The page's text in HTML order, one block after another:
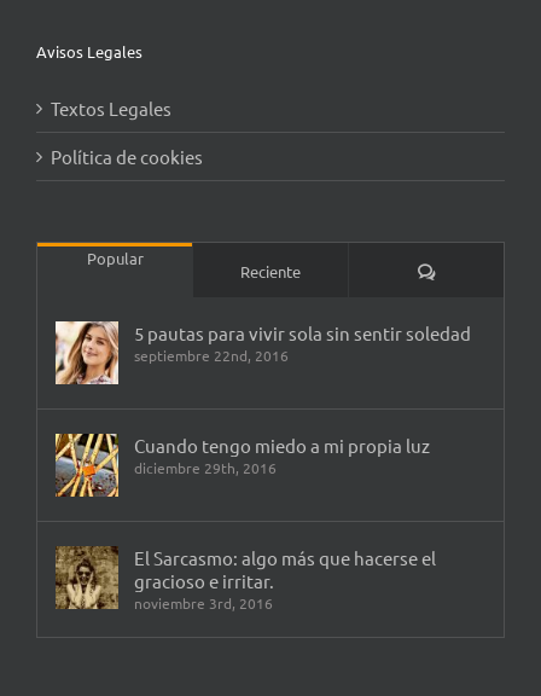
Avisos Legales
Textos Legales
Política de cookies
Popular
Reciente Comentarios
5 pautas para vivir sola sin sentir soledad
septiembre 22nd, 2016
Cuando tengo miedo a mi propia luz
diciembre 29th, 2016
El Sarcasmo: algo más que hacerse el
gracioso e irritar.
noviembre 3rd, 2016